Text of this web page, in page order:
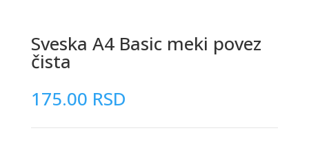
Sveska A4 Basic meki povez
čista
175.00 RSD